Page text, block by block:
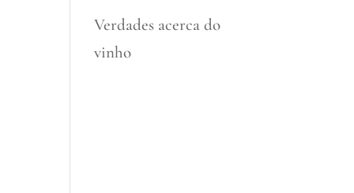
Verdades acerca do
vinho